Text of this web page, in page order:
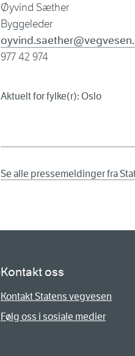
Øyvind Sæther
Byggeleder
977 42 974
Aktuelt for fylke(r): Oslo
Se alle pressemeldinger fra
Kontakt oss
Kontakt Statens vegvesen
Følg oss i sosiale medier